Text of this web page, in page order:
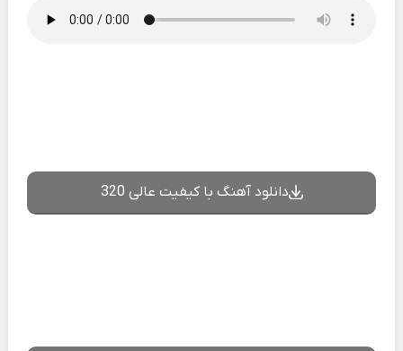
دانلود آهنگ با کیفیت عالی 320